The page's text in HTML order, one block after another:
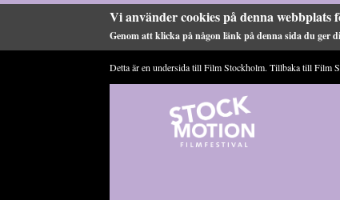
Vi använder cookies på denna
Genom att klicka på någon länk på denna sida du ger
Detta är en undersida till Film Stockholm. Tillbaka tillFilm